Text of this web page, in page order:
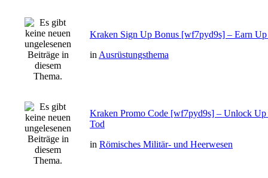
Kraken Sign Up Bonus [wf7pyd9s] – Earn
in Ausrüstungsthema
Kraken Promo Code [wf7pyd9s] – Unlock Up
Tod
in Römisches Militär- und Heerwesen